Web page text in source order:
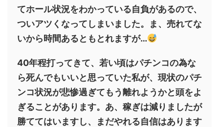
てホール状況をわかっている自負があるので、
ついアツくなってしまいました。ま、売れてな
いから時間あるともとれますが…
40年程打ってきて、若い頃はパチンコの為な
ら死んでもいいと思っていた私が、現状のパチ
ンコ状況が悲惨過ぎてもう離れようかと頭をよ
ぎることがあります。あ、稼ぎは減りましたが
勝ててはいますし、まだやれる自信はあります